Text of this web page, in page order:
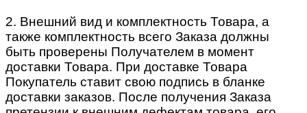
2. Внешний вид и комплектность Товара, а
также комплектность всего Заказа должны
быть проверены Получателем в момент
доставки Товара. При доставке Товара
Покупатель ставит свою подпись в бланке
доставки заказов. После получения Заказа